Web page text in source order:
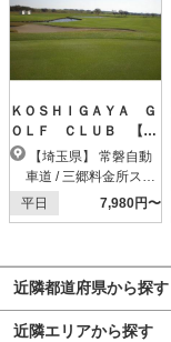
ＫＯＳＨＩＧＡＹＡ Ｇ
ＯＬＦ ＣＬＵＢ 【Ｐ
ＧＭ】
車道 / 三郷料金所スマ
ートIC
平日 7,980円〜
近隣都道府県から探す
近隣エリアから探す